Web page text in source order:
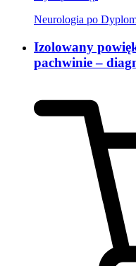
Neurologia po
Izolowany
pachwinie –